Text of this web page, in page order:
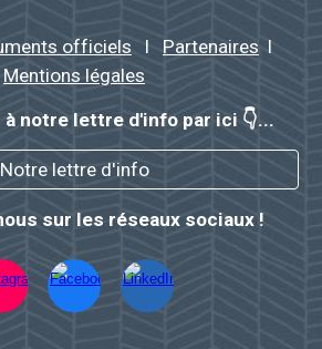
officiels l Partenaires l
Mentions légales
notre lettre d'info par ici 👇...
Notre lettre d'info
sur les réseaux sociaux !